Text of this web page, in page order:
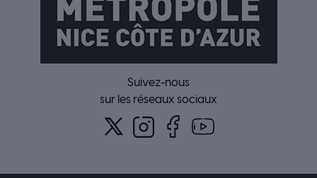
Suivez-nous
sur les réseaux sociaux